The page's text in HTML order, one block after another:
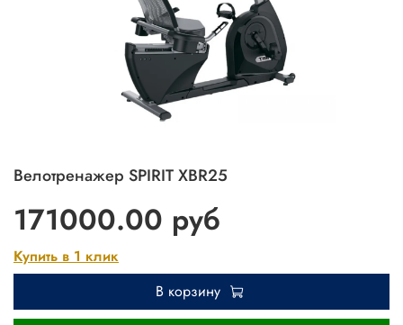
Велотренажер SPIRIT XBR25
171000.00 руб
Купить в 1 клик
В корзину